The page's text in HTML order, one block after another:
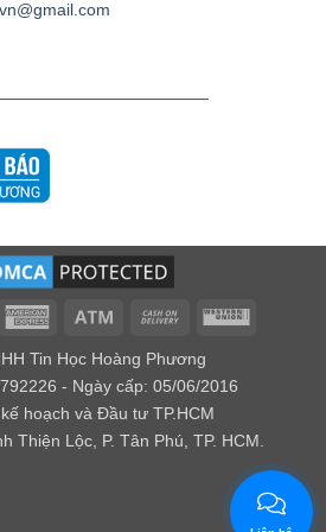
người thuộc mệnh Mộc. Và là Đá
mệnh Thủy.
bình an đem đến những chuyến đi an
nguy hiểm từ đại dương và những loài
American
Atm
Cash
Delivery
Western
Tin Học Hoàng Phương
- Ngày cấp: 05/06/2016
hoạch và Đầu tư TP.HCM
Thiện Lộc, P. Tân Phú, TP. HCM.